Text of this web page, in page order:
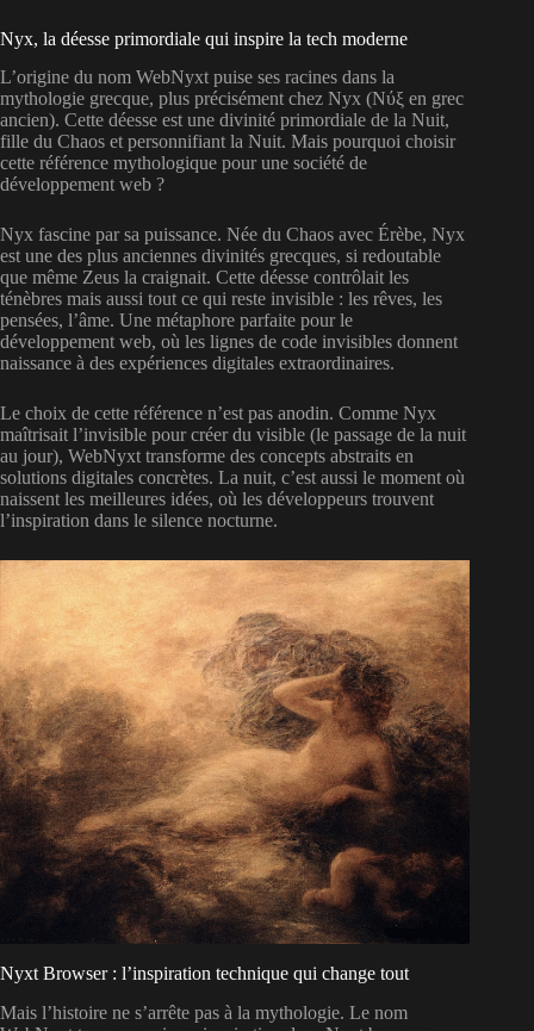
Nyx, la déesse primordiale qui inspire la tech moderne
L’origine du nom WebNyxt puise ses racines dans la
mythologie grecque, plus précisément chez Nyx (Νύξ en grec
ancien). Cette déesse est une divinité primordiale de la Nuit,
fille du Chaos et personnifiant la Nuit. Mais pourquoi choisir
cette référence mythologique pour une société de
développement web ?
Nyx fascine par sa puissance. Née du Chaos avec Érèbe, Nyx
est une des plus anciennes divinités grecques, si redoutable
que même Zeus la craignait. Cette déesse contrôlait les
ténèbres mais aussi tout ce qui reste invisible : les rêves, les
pensées, l’âme. Une métaphore parfaite pour le
développement web, où les lignes de code invisibles donnent
naissance à des expériences digitales extraordinaires.
Le choix de cette référence n’est pas anodin. Comme Nyx
maîtrisait l’invisible pour créer du visible (le passage de la nuit
au jour), WebNyxt transforme des concepts abstraits en
solutions digitales concrètes. La nuit, c’est aussi le moment où
naissent les meilleures idées, où les développeurs trouvent
l’inspiration dans le silence nocturne.
Nyxt Browser : l’inspiration technique qui change tout
Mais l’histoire ne s’arrête pas à la mythologie. Le nom